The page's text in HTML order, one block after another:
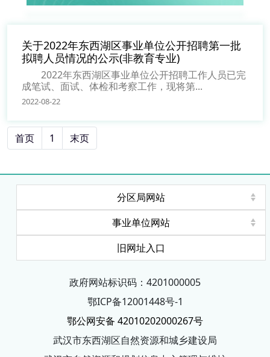
关于2022年东西湖区事业单位公开招聘第一批
拟聘人员情况的公示(非教育专业)
2022年东西湖区事业单位公开招聘工作人员已完
成笔试、面试、体检和考察工作，现将第...
2022-08-22
首页 1 末页
分区局网站
事业单位网站
旧网址入口
政府网站标识码：4201000005
鄂ICP备12001448号-1
鄂公网安备 42010202000267号
武汉市东西湖区自然资源和城乡建设局